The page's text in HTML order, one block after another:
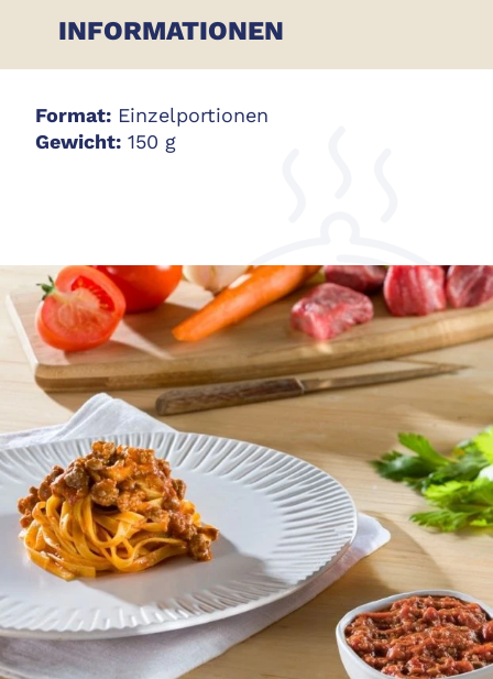
INFORMATIONEN
Format: Einzelportionen
Gewicht: 150 g